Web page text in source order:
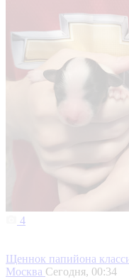
4
Щеннок папийона
Москва Сегодня, 00:34